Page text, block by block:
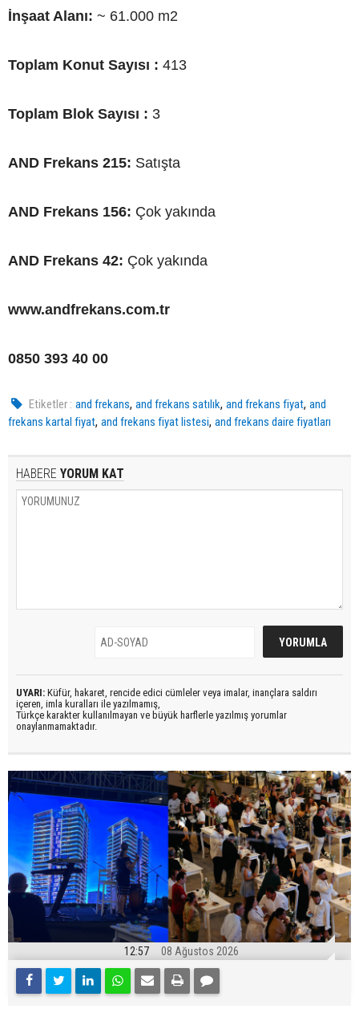
İnşaat Alanı: ~ 61.000 m2
Toplam Konut Sayısı : 413
Toplam Blok Sayısı : 3
AND Frekans 215: Satışta
AND Frekans 156: Çok yakında
AND Frekans 42: Çok yakında
www.andfrekans.com.tr
0850 393 40 00
Etiketler : and frekans,and frekans satılık,and frekans fiyat,and
frekans kartal fiyat, and frekans fiyat listesi, and frekans daire fiyatları
HABERE YORUM KAT
UYARI: Küfür, hakaret, rencide edici cümleler veya imalar, inançlara saldırı
içeren, imla kuralları ile yazılmamış,
Türkçe karakter kullanılmayan ve büyük harflerle yazılmış yorumlar
onaylanmamaktadır.
12:57 08 Ağustos 2026